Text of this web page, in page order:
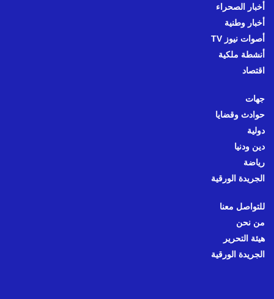
أخبار الصحراء
أخبار وطنية
أصوات نيوز TV
أنشطة ملكية
اقتصاد
جهات
حوادث وقضايا
دولية
دين ودنيا
رياضة
الجريدة الورقية
للتواصل معنا
من نحن
هيئة التحرير
الجريدة الورقية